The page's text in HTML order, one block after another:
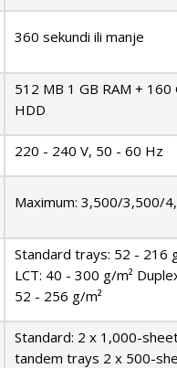
360 sekundi ili manje
512 MB 1 GB RAM + 160
HDD
220 - 240 V, 50 - 60 Hz
Maximum: 3,500/3,500/
Standard trays: 52 - 216
LCT: 40 - 300 g/m²
52 - 256 g/m²
Standard: 2 x 1,000-
tandem trays 2 x 500-